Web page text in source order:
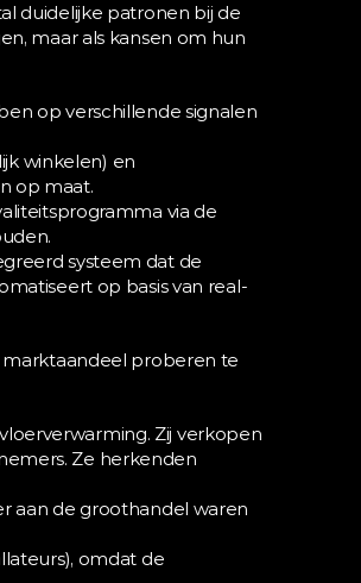
duidelijke patronen bij de
maar als kansen om hun
op verschillende signalen
winkelen) en
op maat.
via de
systeem dat de
op basis van real-
marktaandeel proberen te
Zij verkopen
Ze herkenden
aan de groothandel waren
omdat de